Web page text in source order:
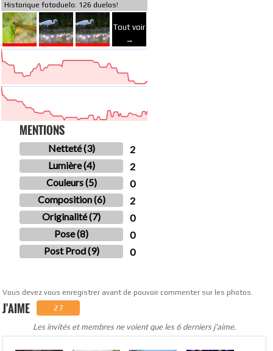
Historique fotoduelo: 126 duelos!
Tout voir
→
MENTIONS
Netteté (3)
2
Lumière (4)
2
Couleurs (5)
0
Composition (6)
2
Originalité (7)
0
Pose (8)
0
Post Prod (9)
0
Vous devez vous enregistrer avant de pouvoir commenter sur les photos.
J'AIME 27
Les invités et membres ne voient que les 6 derniers j'aime.